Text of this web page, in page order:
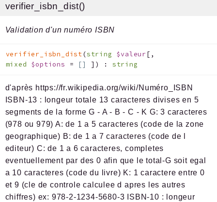
verifier_isbn_dist()
Validation d'un numéro ISBN
verifier_isbn_dist(string $valeur[ ,
mixed $options = [] ] ) : string
d'après https://fr.wikipedia.org/wiki/Numéro_ISBN
ISBN-13 : longeur totale 13 caracteres divises en 5
segments de la forme G - A - B - C - K G: 3 caracteres
(978 ou 979) A: de 1 a 5 caracteres (code de la zone
geographique) B: de 1 a 7 caracteres (code de l
editeur) C: de 1 a 6 caracteres, completes
eventuellement par des 0 afin que le total-G soit egal
a 10 caracteres (code du livre) K: 1 caractere entre 0
et 9 (cle de controle calculee d apres les autres
chiffres) ex: 978-2-1234-5680-3 ISBN-10 : longeur